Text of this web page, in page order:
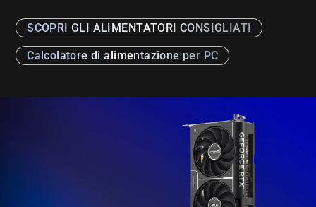
SCOPRI GLI ALIMENTATORI CONSIGLIATI
Calcolatore di alimentazione per PC